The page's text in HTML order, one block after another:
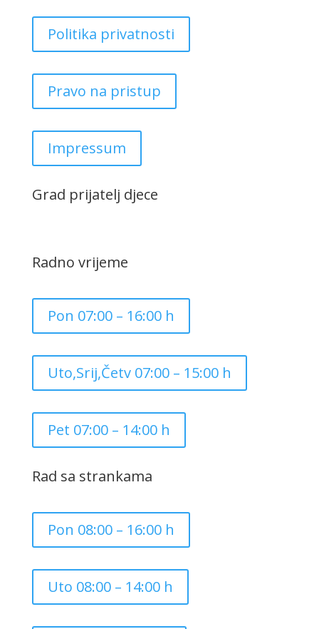
Politika privatnosti
Pravo na pristup
Impressum
Grad prijatelj djece
Radno vrijeme
Pon 07:00 – 16:00 h
Uto,Srij,Četv 07:00 – 15:00 h
Pet 07:00 – 14:00 h
Rad sa strankama
Pon 08:00 – 16:00 h
Uto 08:00 – 14:00 h